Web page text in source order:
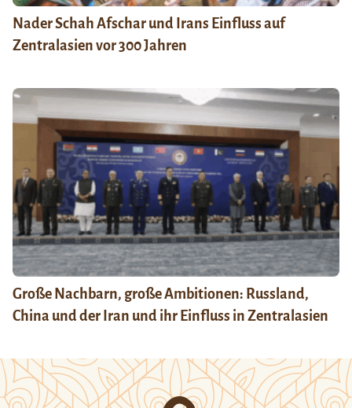
Nader Schah Afschar und Irans Einfluss auf
Zentralasien vor 300 Jahren
Große Nachbarn, große Ambitionen: Russland,
China und der Iran und ihr Einfluss in Zentralasien